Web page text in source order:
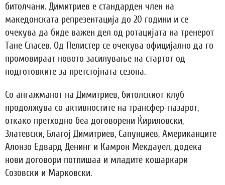
битолчани. Димитриев е стандарден член на
македонската репрезентација до 20 години и се
очекува да биде важен дел од ротацијата на тренерот
Тане Спасев. Од Пелистер се очекува официјално да го
промовираат новото засилување на стартот од
подготовките за претстојната сезона.
Со ангажманот на Димитриев, битолскиот клуб
продолжува со активностите на трансфер-пазарот,
откако претходно беа договорени Ќириловски,
Златевски, Благој Димитриев, Сапунџиев, Американците
Алонзо Едвард Денинг и Камрон Мекдауел, додека
нови договори потпишаа и младите кошаркари
Созовски и Марковски.